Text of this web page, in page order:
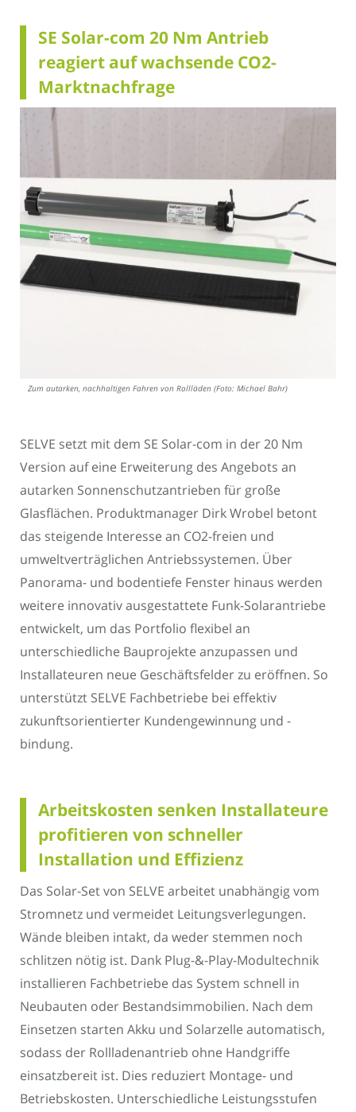
SE Solar-com 20 Nm Antrieb
reagiert auf wachsende CO2-
Marktnachfrage
Zum autarken, nachhaltigen Fahren von Rollläden (Foto: Michael Bahr)
SELVE setzt mit dem SE Solar-com in der 20 Nm
Version auf eine Erweiterung des Angebots an
autarken Sonnenschutzantrieben für große
Glasflächen. Produktmanager Dirk Wrobel betont
das steigende Interesse an CO2-freien und
umweltverträglichen Antriebssystemen. Über
Panorama- und bodentiefe Fenster hinaus werden
weitere innovativ ausgestattete Funk-Solarantriebe
entwickelt, um das Portfolio flexibel an
unterschiedliche Bauprojekte anzupassen und
Installateuren neue Geschäftsfelder zu eröffnen. So
unterstützt SELVE Fachbetriebe bei effektiv
zukunftsorientierter Kundengewinnung und -
bindung.
Arbeitskosten senken Installateure
profitieren von schneller
Installation und Effizienz
Das Solar-Set von SELVE arbeitet unabhängig vom
Stromnetz und vermeidet Leitungsverlegungen.
Wände bleiben intakt, da weder stemmen noch
schlitzen nötig ist. Dank Plug-&-Play-Modultechnik
installieren Fachbetriebe das System schnell in
Neubauten oder Bestandsimmobilien. Nach dem
Einsetzen starten Akku und Solarzelle automatisch,
sodass der Rollladenantrieb ohne Handgriffe
einsatzbereit ist. Dies reduziert Montage- und
Betriebskosten. Unterschiedliche Leistungsstufen